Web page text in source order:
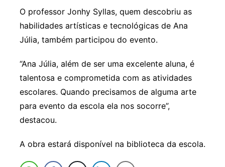
O professor Jonhy Syllas, quem descobriu as
habilidades artísticas e tecnológicas de Ana
Júlia, também participou do evento.
“Ana Júlia, além de ser uma excelente aluna, é
talentosa e comprometida com as atividades
escolares. Quando precisamos de alguma arte
para evento da escola ela nos socorre”,
destacou.
A obra estará disponível na biblioteca da escola.